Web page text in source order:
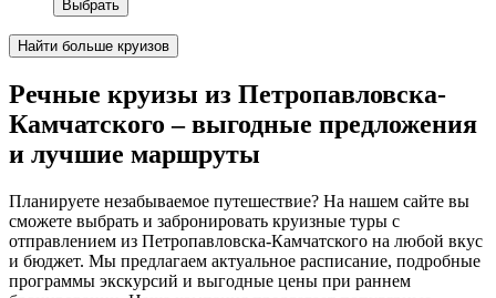
Выбрать
Найти больше круизов
Речные круизы из Петропавловска-
Камчатского – выгодные предложения
и лучшие маршруты
Планируете незабываемое путешествие? На нашем сайте вы
сможете выбрать и забронировать круизные туры с
отправлением из Петропавловска-Камчатского на любой вкус
и бюджет. Мы предлагаем актуальное расписание, подробные
программы экскурсий и выгодные цены при раннем